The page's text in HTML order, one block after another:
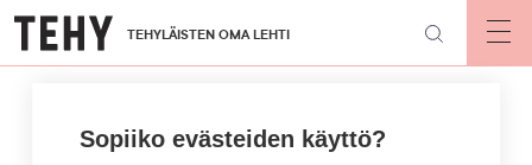
Hyppää
pääsisältöön
TEHYLÄISTEN OMA LEHTI
Sopiiko evästeiden käyttö?